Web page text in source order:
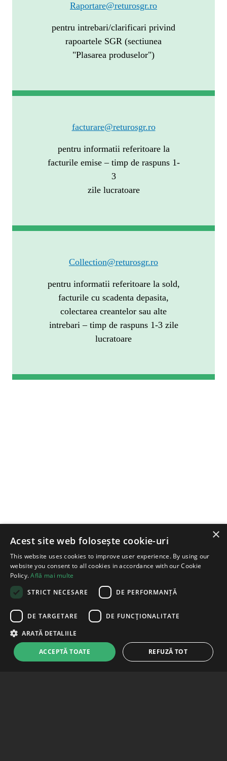
Raportare@returosgr.ro
pentru intrebari/clarificari privind
rapoartele SGR (sectiunea
"Plasarea produselor")
facturare@returosgr.ro
pentru informatii referitoare la
facturile emise – timp de raspuns 1-
3
zile lucratoare
Collection@returosgr.ro
pentru informatii referitoare la sold,
facturile cu scadenta depasita,
colectarea creantelor sau alte
intrebari – timp de raspuns 1-3 zile
lucratoare
×
Acest site web folosește cookie-uri
This website uses cookies to improve user experience. By using our
website you consent to all cookies in accordance with our Cookie
Policy.Află mai multe
STRICT NECESARE
DE PERFORMANȚĂ
DE TARGETARE DE FUNCŢIONALITATE
ARATĂ DETALIILE
ACCEPTĂ TOATE REFUZĂ TOT